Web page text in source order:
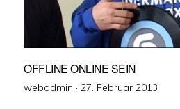
OFFLINE ONLINE SEIN
webadmin · Veröffentlicht
27. Februar 2013